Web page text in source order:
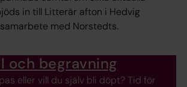
in till Litterär afton i Hedvig
med Norstedts.
och begravning
eller vill du själv bli döpt? Tid för